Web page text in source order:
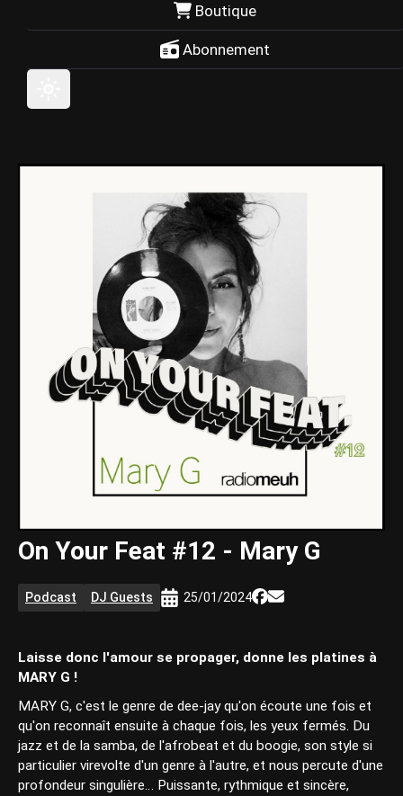
Boutique
Abonnement
On Your Feat #12 - Mary G
Podcast DJ Guests 25/01/2024
Laisse donc l'amour se propager, donne les platines à
MARY G !
MARY G, c'est le genre de dee-jay qu'on écoute une fois et
qu'on reconnaît ensuite à chaque fois, les yeux fermés. Du
jazz et de la samba, de l'afrobeat et du boogie, son style si
particulier virevolte d'un genre à l'autre, et nous percute d'une
profondeur singulière… Puissante, rythmique et sincère,